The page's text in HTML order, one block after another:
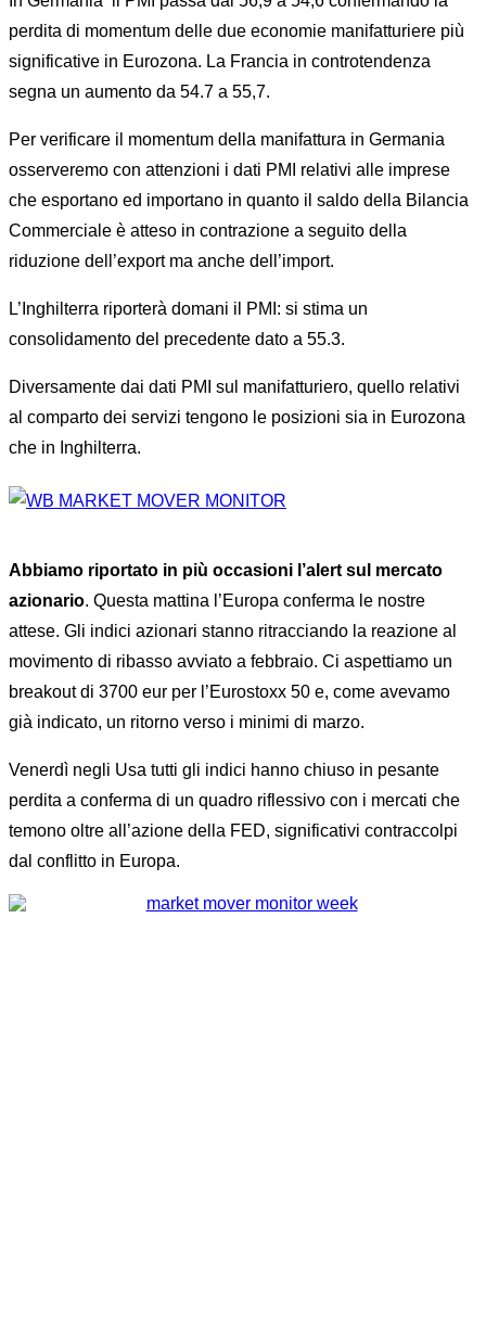
perdita di momentum delle due economie manifatturiere più
significative in Eurozona. La Francia in controtendenza
segna un aumento da 54.7 a 55,7.
Per verificare il momentum della manifattura in Germania
osserveremo con attenzioni i dati PMI relativi alle imprese
che esportano ed importano in quanto il saldo della Bilancia
Commerciale è atteso in contrazione a seguito della
riduzione dell’export ma anche dell’import.
L’Inghilterra riporterà domani il PMI: si stima un
consolidamento del precedente dato a 55.3.
Diversamente dai dati PMI sul manifatturiero, quello relativi
al comparto dei servizi tengono le posizioni sia in Eurozona
che in Inghilterra.
Abbiamo riportato in più occasioni l’alert sul mercato
azionario. Questa mattina l’Europa conferma le nostre
attese. Gli indici azionari stanno ritracciando la reazione al
movimento di ribasso avviato a febbraio. Ci aspettiamo un
breakout di 3700 eur per l’Eurostoxx 50 e, come avevamo
già indicato, un ritorno verso i minimi di marzo.
Venerdì negli Usa tutti gli indici hanno chiuso in pesante
perdita a conferma di un quadro riflessivo con i mercati che
temono oltre all’azione della FED, significativi contraccolpi
dal conflitto in Europa.